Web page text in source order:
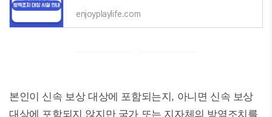
enjoyplaylife.com
본인이 신속 보상 대상에 포함되는지, 아니면 신속 보상
대상에 포함되지 않지만 국가 또는 지자체의 방역조치를